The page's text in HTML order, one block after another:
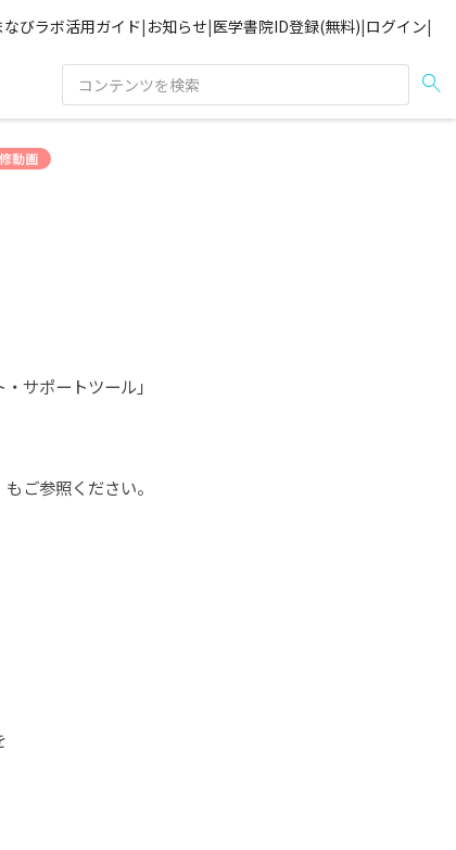
なびラボ活用ガイド| お知らせ|医学書院ID登録(無料)|ログイン|
search
動画
サポートツール」
もご参照ください。